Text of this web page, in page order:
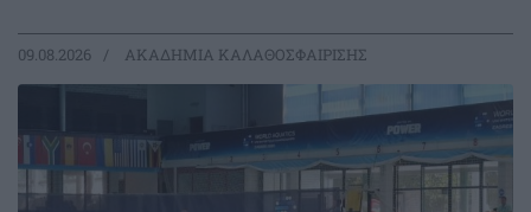
09.08.2026 ΑΚΑΔΗΜΙΑ ΚΑΛΑΘΟΣΦΑΙΡΙΣΗΣ